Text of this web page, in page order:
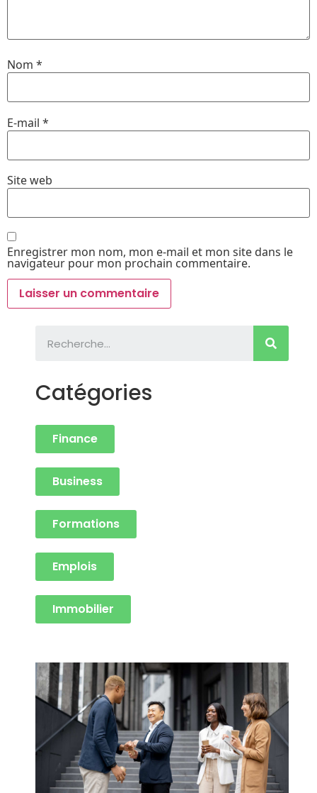
Nom *
E-mail *
Site web
Enregistrer mon nom, mon e-mail et mon site dans le
navigateur pour mon prochain commentaire.
Catégories
Finance
Business
Formations
Emplois
Immobilier